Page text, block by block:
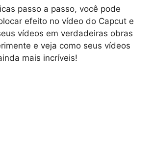
passo a passo, você pode
efeito no vídeo do Capcut e
vídeos em verdadeiras obras
e veja como seus vídeos
mais incríveis!